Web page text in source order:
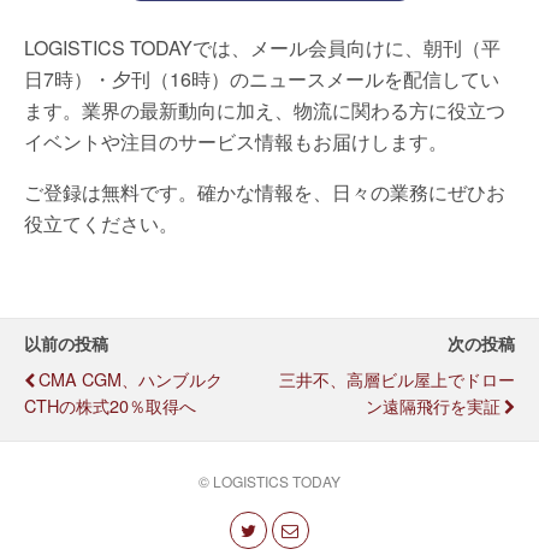
LOGISTICS TODAYでは、メール会員向けに、朝刊（平
日7時）・夕刊（16時）のニュースメールを配信してい
ます。業界の最新動向に加え、物流に関わる方に役立つ
イベントや注目のサービス情報もお届けします。
ご登録は無料です。確かな情報を、日々の業務にぜひお
役立てください。
以前の投稿
CMA CGM、ハンブルク
CTHの株式20％取得へ
次の投稿
三井不、高層ビル屋上でドロー
ン遠隔飛行を実証
© LOGISTICS TODAY